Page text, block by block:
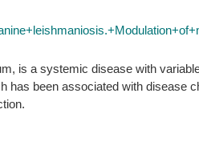
is a systemic disease with
has been associated with disease